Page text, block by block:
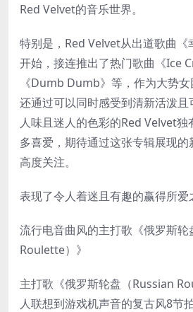
Red Velvet的音乐世界。
特别是，Red Velvet从出道歌曲《
开始，接连推出了热门歌曲《Ice
《Dumb Dumb》等，作为大势
还通过可以同时感受到清新活泼
人味且迷人的色彩的Red Velvet独
多喜爱，期待通过这张专辑展现
高度关注。
表现了令人着迷且有趣的赢得所爱
流行电音曲风的主打歌《俄罗斯轮
Roulette）》
主打歌《俄罗斯轮盘（Russian
人联想到游戏机声音的复古风8节